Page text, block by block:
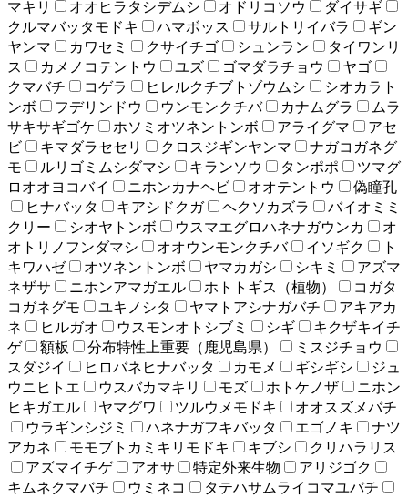
マキリ
オオヒラタシデムシ オドリコソウ
ダイサギ
クルマバッタモドキ
ハマボッス サルトリイバラ
ギン
ヤンマ
カワセミ クサイチゴ シュンラン
タイワンリ
ス
カメノコテントウ ユズ ゴマダラチョウ
ヤゴ
クマバチ
コゲラ ヒレルクチブトゾウムシ
シオカラト
ンボ
フデリンドウ ウンモンクチバ カナムグラ
ムラ
サキサギゴケ
ホソミオツネントンボ アライグマ
アセ
ビ
キマダラセセリ クロスジギンヤンマ
ナガコガネグ
モ
ルリゴミムシダマシ キランソウ タンポポ
ツマグ
ロオオヨコバイ
ニホンカナヘビ オオテントウ
偽瞳孔
ヒナバッタ
キアシドクガ ヘクソカズラ
バイオミミ
クリー
シオヤトンボ ウスマエグロハネナガウンカ
オ
オトリノフンダマシ
オオウンモンクチバ イソギク
ト
キワハゼ
オツネントンボ ヤマカガシ シキミ
アズマ
ネザサ
ニホンアマガエル ホトトギス（植物）
コガタ
コガネグモ
ユキノシタ ヤマトアシナガバチ
アキアカ
ネ
ヒルガオ ウスモンオトシブミ シギ
キクザキイチ
ゲ
額板 分布特性上重要（鹿児島県）
ミスジチョウ
スダジイ
ヒロバネヒナバッタ カモメ ギシギシ
ジュ
ウニヒトエ
ウスバカマキリ モズ ホトケノザ
ニホン
ヒキガエル
ヤマグワ ツルウメモドキ
オオスズメバチ
ウラギンシジミ
ハネナガフキバッタ エゴノキ
ナツ
アカネ
モモブトカミキリモドキ キブシ
クリハラリス
アズマイチゲ
アオサ 特定外来生物
アリジゴク
キムネクマバチ
ウミネコ タテハサムライコマユバチ